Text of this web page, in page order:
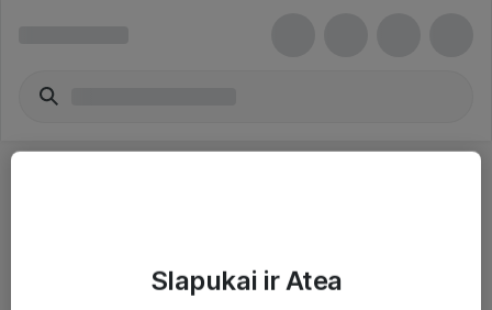
Slapukai ir Atea